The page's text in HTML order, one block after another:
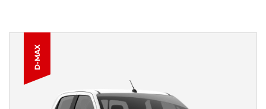
D-MAX